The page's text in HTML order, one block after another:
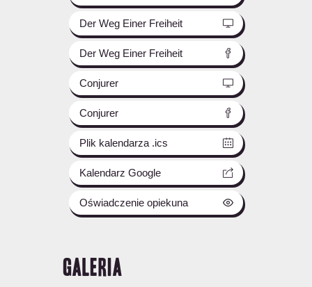
Der Weg Einer Freiheit
Der Weg Einer Freiheit
Conjurer
Conjurer
Plik kalendarza .ics
Kalendarz Google
Oświadczenie opiekuna
GALERIA